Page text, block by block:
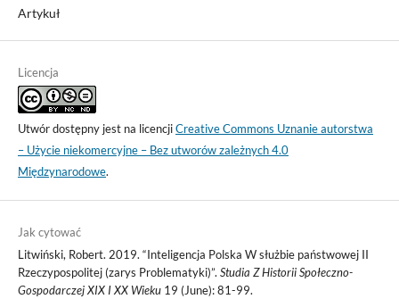
Artykuł
Licencja
Utwór dostępny jest na licencjiCreative Commons Uznanie autorstwa
– Użycie niekomercyjne – Bez utworów zależnych 4.0
Międzynarodowe.
Jak cytować
Litwiński, Robert. 2019. “Inteligencja Polska W służbie państwowej II
Rzeczypospolitej (zarys Problematyki)”. Studia Z Historii Społeczno-
Gospodarczej XIX I XX Wieku19 (June): 81-99.